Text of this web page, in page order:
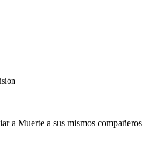
a Muerte a sus mismos compañeros